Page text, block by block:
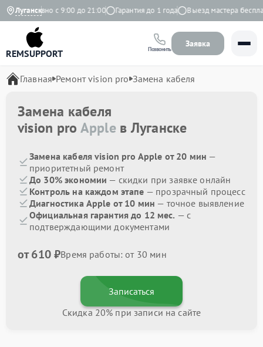
Луганск
Ежедневно с 9:00 до 21:00 Гарантия до 1 года Выезд мастера
REMSUPPORT Позвонить
Заявка
Главная Ремонт vision pro Замена кабеля
Замена кабеля
vision pro Appleв Луганске
Замена кабеля vision pro Apple от 20 мин —
приоритетный ремонт
До 30% экономии — скидки при заявке онлайн
Контроль на каждом этапе — прозрачный процесс
Диагностика Apple от 10 мин — точное выявление
Официальная гарантия до 12 мес. — с
подтверждающими документами
от 610 ₽Время работы: от 30 мин
Записаться
Скидка 20% при записи на сайте